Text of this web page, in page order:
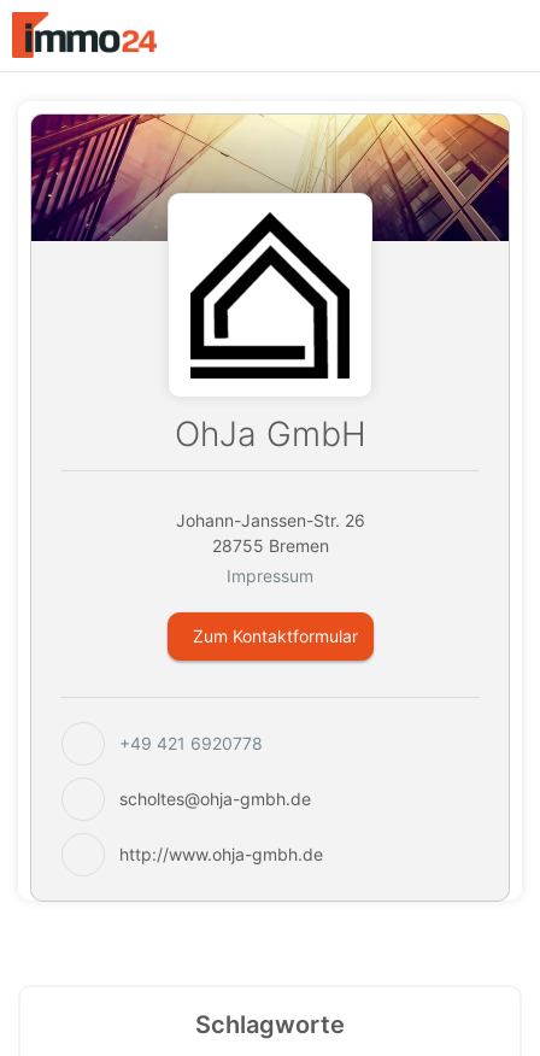
Accessibility
Modus
Navigation
zum
Inhalt
OhJa GmbH
Johann-Janssen-Str. 26
28755 Bremen
Impressum
Zum Kontaktformular
+49 421 6920778
scholtes@ohja-gmbh.de
http://www.ohja-gmbh.de
Schlagworte